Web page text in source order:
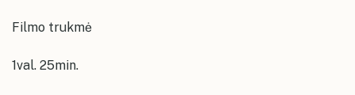
Filmo trukmė
1val. 25min.